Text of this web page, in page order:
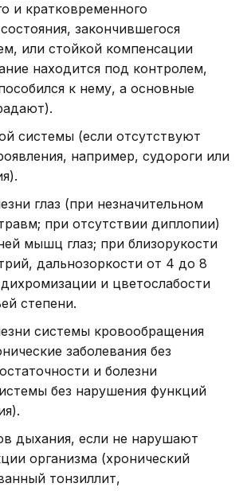
и кратковременного
закончившегося
или стойкой компенсации
находится под контролем,
к нему, а основные
системы (если отсутствуют
например, судороги или
глаз (при незначительном
при отсутствии диплопии)
мышц глаз; при близорукости
дальнозоркости от 4 до 8
и цветослабости
степени.
системы кровообращения
заболевания без
и болезни
без нарушения функций
дыхания, если не нарушают
организма (хронический
тонзиллит,